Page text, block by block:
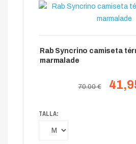
Rab Syncrino camiseta
marmalade
70.00 €
TALLA: